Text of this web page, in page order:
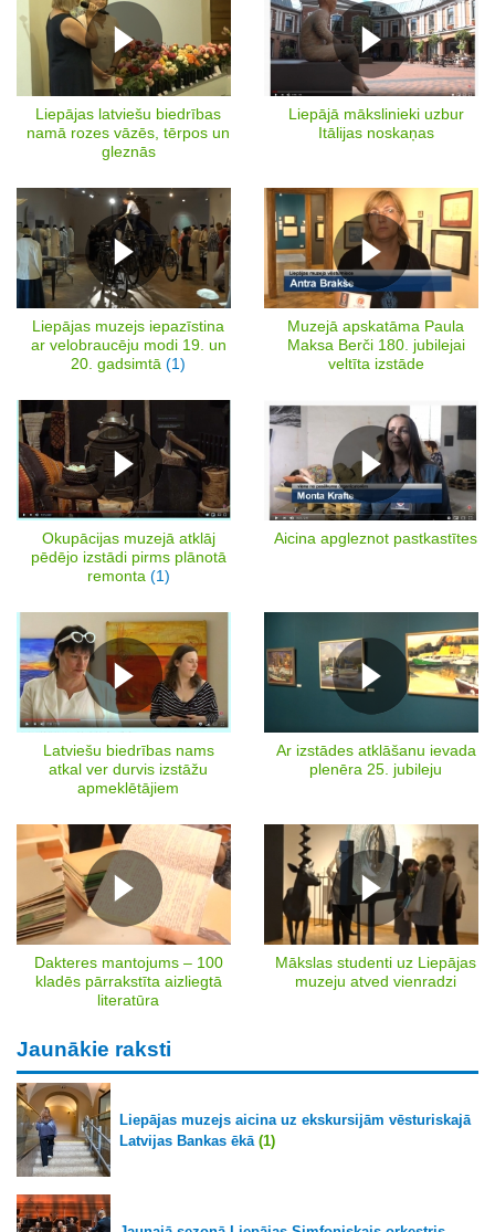
Liepājas latviešu biedrības
namā rozes vāzēs, tērpos un
gleznās
Liepājā mākslinieki uzbur
Itālijas noskaņas
Liepājas muzejs iepazīstina
ar velobraucēju modi 19. un
20. gadsimtā (1)
Muzejā apskatāma Paula
Maksa Berči 180. jubilejai
veltīta izstāde
Okupācijas muzejā atklāj
pēdējo izstādi pirms plānotā
remonta(1)
Aicina apgleznot pastkastītes
Latviešu biedrības nams
atkal ver durvis izstāžu
apmeklētājiem
Ar izstādes atklāšanu ievada
plenēra 25. jubileju
Dakteres mantojums – 100
kladēs pārrakstīta aizliegtā
literatūra
Mākslas studenti uz Liepājas
muzeju atved vienradzi
Jaunākie raksti
Liepājas muzejs aicina uz ekskursijām vēsturiskajā
Latvijas Bankas ēkā (1)